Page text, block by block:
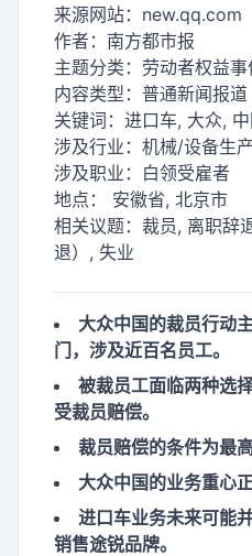
来源网站： new.qq.com
作者： 南方都市报
主题分类： 劳动者权益事
内容类型： 普通新闻报道
关键词： 进口车, 大众,
涉及行业： 机械/设备生
涉及职业： 白领受雇者
地点： 安徽省, 北京市
相关议题： 裁员, 离职辞
退）, 失业
大众中国的裁员行动
门，涉及近百名员工。
被裁员工面临两种选
受裁员赔偿。
裁员赔偿的条件为最
大众中国的业务重心
进口车业务未来可能
销售途锐品牌。